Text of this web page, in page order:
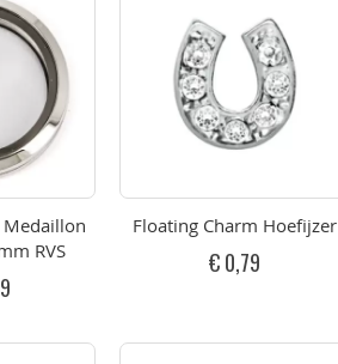
Medaillon
RVS
Floating Charm Hoefijzer
€ 0,79